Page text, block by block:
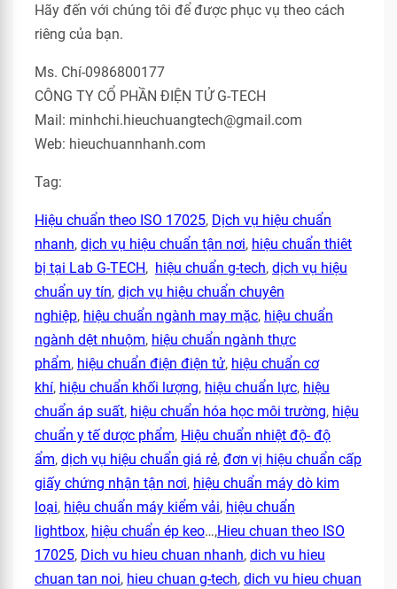
Hãy đến với chúng tôi để được phục vụ theo cách
riêng của bạn.
Ms. Chí-0986800177
CÔNG TY CỔ PHẦN ĐIỆN TỬ G-TECH
Mail: minhchi.hieuchuangtech@gmail.com
Web: hieuchuannhanh.com
Tag:
Hiệu chuẩn theo ISO 17025, Dịch vụ hiệu chuẩn
nhanh, dịch vụ hiệu chuẩn tận nơi, hiệu chuẩn thiêt
bị tại Lab G-TECH, hiệu chuẩn g-tech, dịch vụ hiệu
chuẩn uy tín, dịch vụ hiệu chuẩn chuyên
nghiệp, hiệu chuẩn ngành may mặc, hiệu chuẩn
ngành dệt nhuộm, hiệu chuẩn ngành thực
phẩm, hiệu chuẩn điện điện tử, hiệu chuẩn cơ
khí, hiệu chuẩn khối lượng, hiệu chuẩn lực, hiệu
chuẩn áp suất, hiệu chuẩn hóa học môi trường, hiệu
chuẩn y tế dược phẩm, Hiệu chuẩn nhiệt độ- độ
ẩm, dịch vụ hiệu chuẩn giá rẻ, đơn vị hiệu chuẩn cấp
giấy chứng nhận tận nơi, hiệu chuẩn máy dò kim
loại, hiệu chuẩn máy kiểm vải, hiệu chuẩn
lightbox, hiệu chuẩn ép keo…,Hieu chuan theo ISO
17025, Dich vu hieu chuan nhanh, dich vu hieu
chuan tan noi, hieu chuan g-tech, dich vu hieu chuan